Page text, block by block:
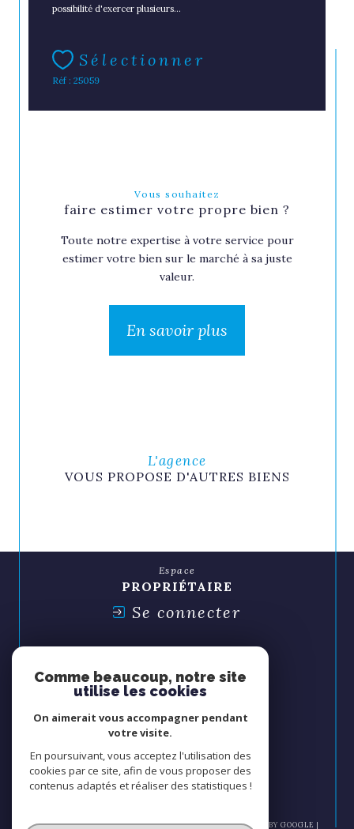
possibilité d'exercer plusieurs...
Sélectionner
Réf : 25059
Vous souhaitez
faire estimer votre propre bien ?
Toute notre expertise à votre service pour
estimer votre bien sur le marché à sa juste
valeur.
En savoir plus
L'agence
VOUS PROPOSE D'AUTRES BIENS
Espace
PROPRIÉTAIRE
Se connecter
Espace
Se connecter
© 2026 | TOUS DROITS RÉSERVÉS | TRADUCTION POWERED BY GOOGLE |
Comme beaucoup, notre site
utilise les cookies
On aimerait vous accompagner pendant
votre visite.
En poursuivant, vous acceptez l'utilisation des
cookies par ce site, afin de vous proposer des
contenus adaptés et réaliser des statistiques !